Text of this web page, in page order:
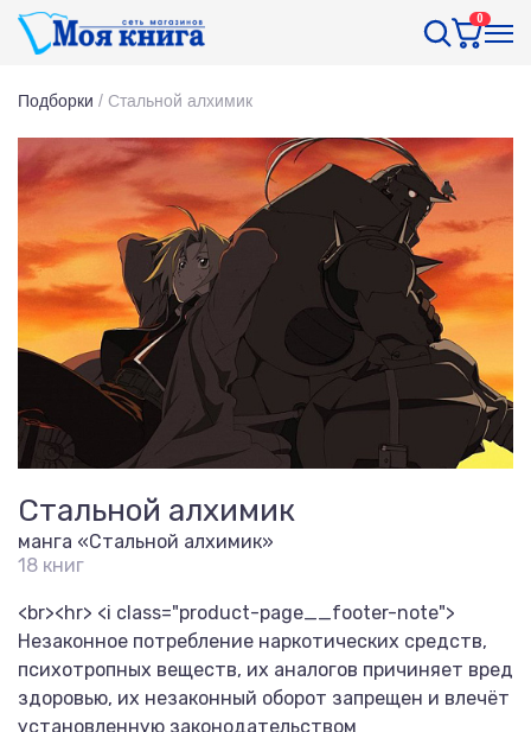
0
Подборки / Стальной алхимик
Стальной алхимик
манга «Стальной алхимик»
18 книг
<br><hr> <i class="product-page__footer-note">
Незаконное потребление наркотических средств,
психотропных веществ, их аналогов причиняет вред
здоровью, их незаконный оборот запрещен и влечёт
установленную законодательством